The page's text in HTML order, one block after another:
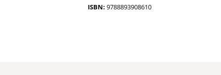
ISBN: 9788893908610